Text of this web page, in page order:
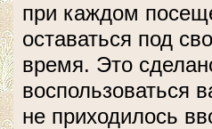
при каждом
оставаться под
время. Это
воспользоваться
не приходилось